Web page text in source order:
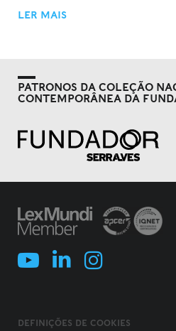
LER MAIS
PATRONOS DA COLEÇÃO
CONTEMPORÂNEA DA
DEFINIÇÕES DE COOKIES